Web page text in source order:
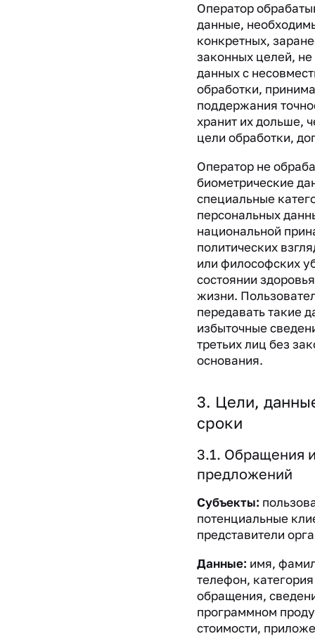
Оператор
данные,
конкретных,
законных целей,
данных с
обработки,
поддержания
хранит их дольше,
цели обработки,
Оператор не
биометрические
специальные
персональных
национальной
политических
или философских
состоянии
жизни.
передавать такие
избыточные
третьих лиц без
основания.
3. Цели,
сроки
3.1. Обращения
предложений
Субъекты:
потенциальные
представители
Данные: имя,
телефон,
обращения,
программном
стоимости,